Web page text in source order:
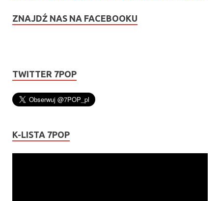
ZNAJDŹ NAS NA FACEBOOKU
TWITTER 7POP
K-LISTA 7POP